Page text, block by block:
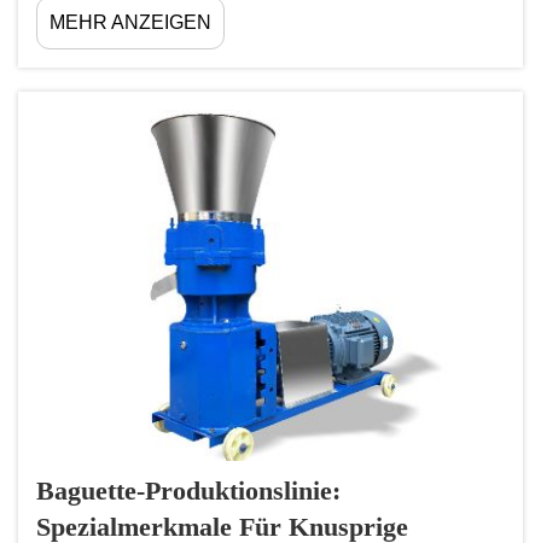
wir die Bedeutung einer Keks-Produktionslinie, die
verschiedene Formen herstellen kann. Ob Sie Fan
MEHR ANZEIGEN
Baguette-Produktionslinie:
Spezialmerkmale Für Knusprige